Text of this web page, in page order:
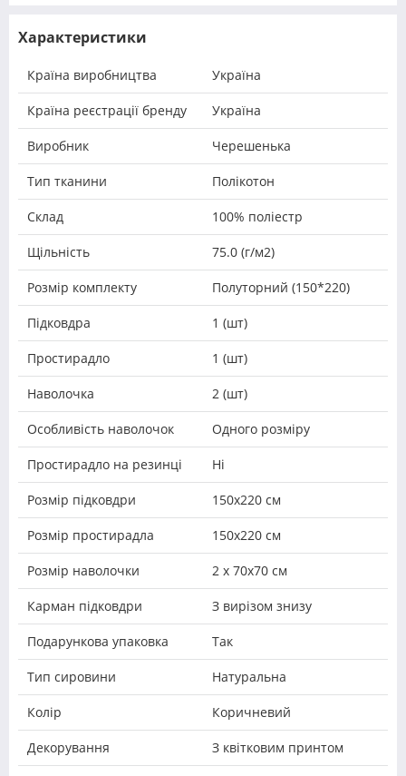
Характеристики
Країна виробництва Україна
Країна реєстрації бренду Україна
Виробник Черешенька
Тип тканини Полікотон
Склад 100% поліестр
Щільність 75.0 (г/м2)
Розмір комплекту Полуторний (150*220)
Підковдра 1 (шт)
Простирадло 1 (шт)
Наволочка 2 (шт)
Особливість наволочок Одного розміру
Простирадло на резинці Ні
Розмір підковдри 150х220 см
Розмір простирадла 150х220 см
Розмір наволочки 2 х 70х70 см
Карман підковдри З вирізом знизу
Подарункова упаковка Так
Тип сировини Натуральна
Колір Коричневий
Декорування З квітковим принтом